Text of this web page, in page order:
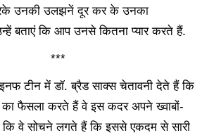
उनकी उलझनें दूर कर के उनका
बताएं कि आप उनसे कितना प्यार करते हैं.
***
टीन में डॉ. ब्रैड साक्स चेतावनी देते हैं कि
का फैसला करते हैं वे इस कदर अपने ख्वाबों-
कि वे सोचने लगते हैं कि इससे एकदम से सारी